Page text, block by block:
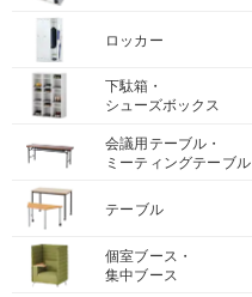
ロッカー
下駄箱・
シューズボックス
会議用テーブル・
ミーティングテーブル
テーブル
個室ブース・
集中ブース